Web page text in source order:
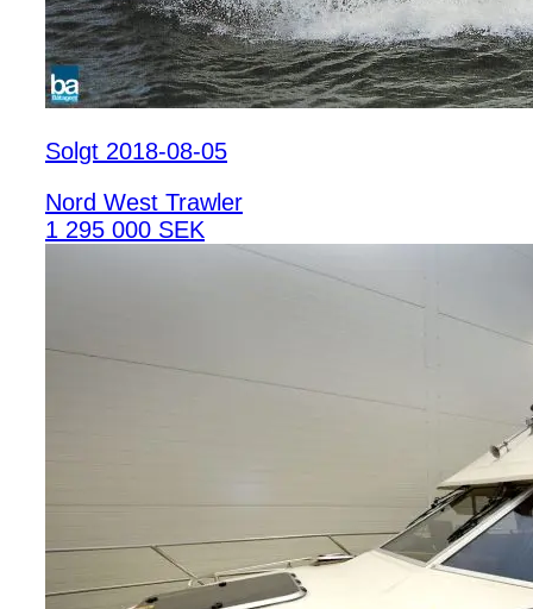
Solgt 2018-08-05
Nord West Trawler
1 295 000 SEK